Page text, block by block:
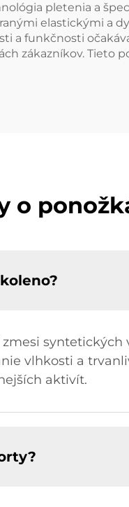
pletenia a
elastickými a
a funkčnosti
zákazníkov. Tieto
o
vlhkosti a
aktivít.